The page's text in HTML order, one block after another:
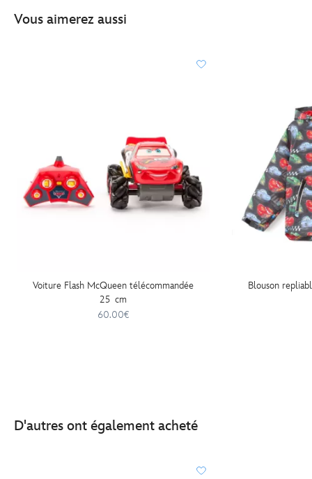
Vous aimerez aussi
Voiture Flash McQueen télécommandée
25 cm
60.00€
Blouson
D'autres ont également acheté